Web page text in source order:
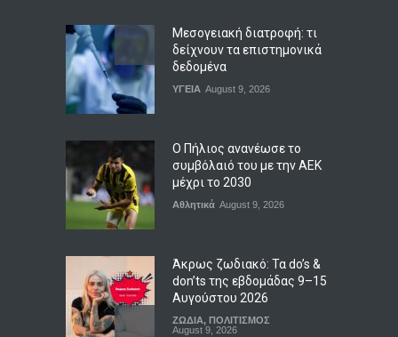
Μεσογειακή διατροφή: τι
δείχνουν τα επιστημονικά
δεδομένα
ΥΓΕΙΑ August 9, 2026
Ο Πήλιος ανανέωσε το
συμβόλαιό του με την ΑΕΚ
μέχρι το 2030
Αθλητικά August 9, 2026
Άκρως ζωδιακό: Τα do’s &
don’ts της εβδομάδας 9–15
Αυγούστου 2026
ΖΩΔΙΑ, ΠΟΛΙΤΙΣΜΟΣ
August 9, 2026